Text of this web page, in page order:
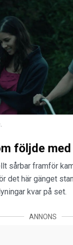
följde med
sårbar framför
det här gänget
kvar på set.
ANNONS